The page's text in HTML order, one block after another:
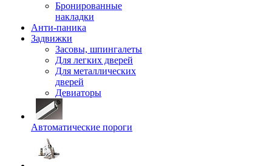
Бронированные
накладки
Анти-паника
Задвижки
Засовы, шпингалеты
Для легких дверей
Для металлических
дверей
Девиаторы
Автоматические пороги